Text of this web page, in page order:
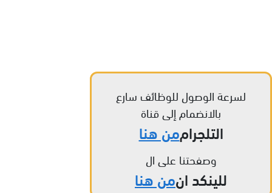
لسرعة الوصول للوظائف سارع
بالانضمام إلى قناة
التلجراممن هنا
وصفحتنا على ال
للينكد انمن هنا